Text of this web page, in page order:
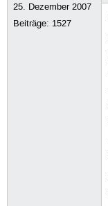
25. Dezember 2007
Beiträge: 1527